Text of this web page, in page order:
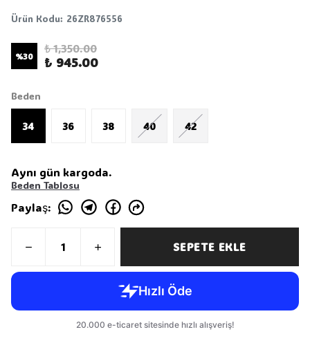
Ürün Kodu: 26ZR876556
%30
₺ 1,350.00
₺ 945.00
Beden
34 36 38 40 42
Aynı gün kargoda.
Beden Tablosu
Paylaş:
SEPETE EKLE